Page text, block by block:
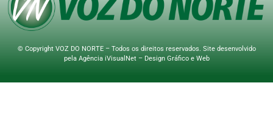
© Copyright VOZ DO NORTE – Todos os direitos reservados. Site desenvolvido
pela Agência iVisualNet – Design Gráfico e Web